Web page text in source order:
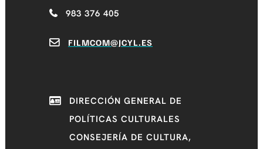
983 376 405
FILMCOM@JCYL.ES
DIRECCIÓN GENERAL DE
POLÍTICAS CULTURALES
CONSEJERÍA DE CULTURA,